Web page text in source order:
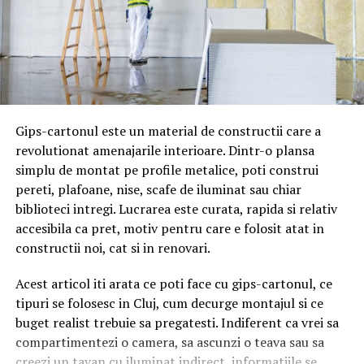
asigurări.
De ce trebuie să fii un client-
cumpărător inteligent?
Nu alege un avocat la întâmplare sau pe cel cu cea mai
tare reclamă. Cercetează potențiala firmă de avocatură
de care ești interesat și întâlnește-te cu avocatul în
persoană. El sau ea va asculta întrebările tale și îți va
împărtăși experiența cazului. Trebuie să fii un
cumpărător priceput atunci când alegi un avocat care
să-ți reprezinte cazul, deoarece aceasta va fi probabil
Rezultatul unui proces îți poate marca viața definitiv.
Atenție la avocatul care nu
Gips-cartonul este un material de constructii care a
revolutionat amenajarile interioare. Dintr-o plansa
simplu de montat pe profile metalice, poti construi
pereti, plafoane, nise, scafe de iluminat sau chiar
biblioteci intregi. Lucrarea este curata, rapida si relativ
accesibila ca pret, motiv pentru care e folosit atat in
constructii noi, cat si in renovari.
Acest articol iti arata ce poti face cu gips-cartonul, ce
tipuri se folosesc in Cluj, cum decurge montajul si ce
buget realist trebuie sa pregatesti. Indiferent ca vrei sa
compartimentezi o camera, sa ascunzi o teava sau sa